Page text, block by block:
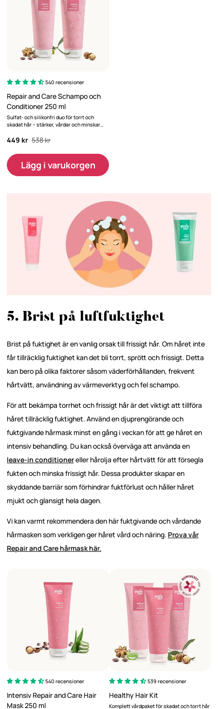
540 recensioner
Repair and Care Schampo och
Conditioner 250 ml
Sulfat- och silikonfri duo för torrt och
skadat hår – stärker, vårdar och minskar
449 kr 538 kr
Lägg i varukorgen
5. Brist på luftfuktighet
Brist på fuktighet är en vanlig orsak till frissigt hår. Om håret inte
får tillräcklig fuktighet kan det bli torrt, sprött och frissigt. Detta
kan bero på olika faktorer såsom väderförhållanden, frekvent
hårtvätt, användning av värmeverktyg och fel schampo.
För att bekämpa torrhet och frissigt hår är det viktigt att tillföra
håret tillräcklig fuktighet. Använd en djuprengörande och
fuktgivande hårmask minst en gång i veckan för att ge håret en
intensiv behandling. Du kan också överväga att använda en
leave-in conditionereller hårolja efter hårtvätt för att försegla
fukten och minska frissigt hår. Dessa produkter skapar en
skyddande barriär som förhindrar fuktförlust och håller håret
mjukt och glansigt hela dagen.
Vi kan varmt rekommendera den här fuktgivande och vårdande
hårmasken som verkligen ger håret vård och näring. Prova vår
Repair and Care hårmask här.
540 recensioner
Intensiv Repair and Care Hair
Mask 250 ml
539 recensioner
Healthy Hair Kit
Komplett vårdpaket för skadat och torrt hår